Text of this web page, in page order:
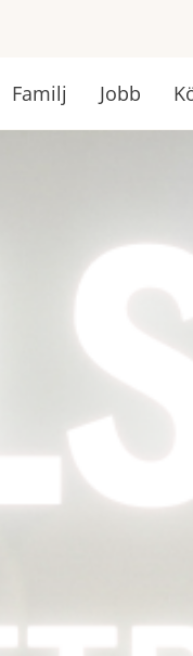
Familj Jobb